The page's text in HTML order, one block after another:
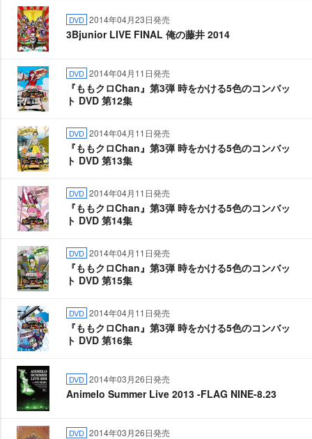
DVD 2014年04月23日発売
3Bjunior LIVE FINAL 俺の藤井 2014
DVD 2014年04月11日発売
『ももクロChan』第3弾 時をかける5色のコンバッ
ト DVD 第12集
DVD 2014年04月11日発売
『ももクロChan』第3弾 時をかける5色のコンバッ
ト DVD 第13集
DVD 2014年04月11日発売
『ももクロChan』第3弾 時をかける5色のコンバッ
ト DVD 第14集
DVD 2014年04月11日発売
『ももクロChan』第3弾 時をかける5色のコンバッ
ト DVD 第15集
DVD 2014年04月11日発売
『ももクロChan』第3弾 時をかける5色のコンバッ
ト DVD 第16集
DVD 2014年03月26日発売
Animelo Summer Live 2013 -FLAG NINE-8.23
DVD 2014年03月26日発売